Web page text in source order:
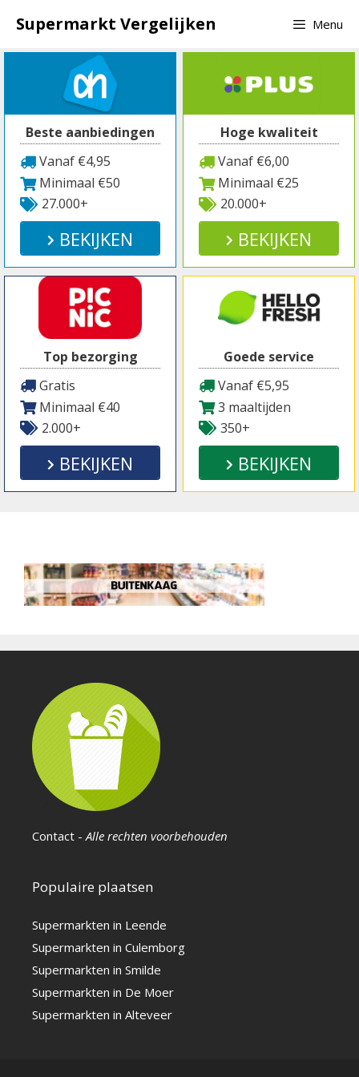
naar
inhoud
Supermarkt Vergelijken Menu
Beste aanbiedingen
Vanaf €4,95
Minimaal €50
27.000+
BEKIJKEN
Hoge kwaliteit
Vanaf €6,00
Minimaal €25
20.000+
BEKIJKEN
Top bezorging
Gratis
Minimaal €40
2.000+
BEKIJKEN
Goede service
Vanaf €5,95
3 maaltijden
350+
BEKIJKEN
Contact - Alle rechten voorbehouden
Populaire plaatsen
Supermarkten in Leende
Supermarkten in Culemborg
Supermarkten in Smilde
Supermarkten in De Moer
Supermarkten in Alteveer